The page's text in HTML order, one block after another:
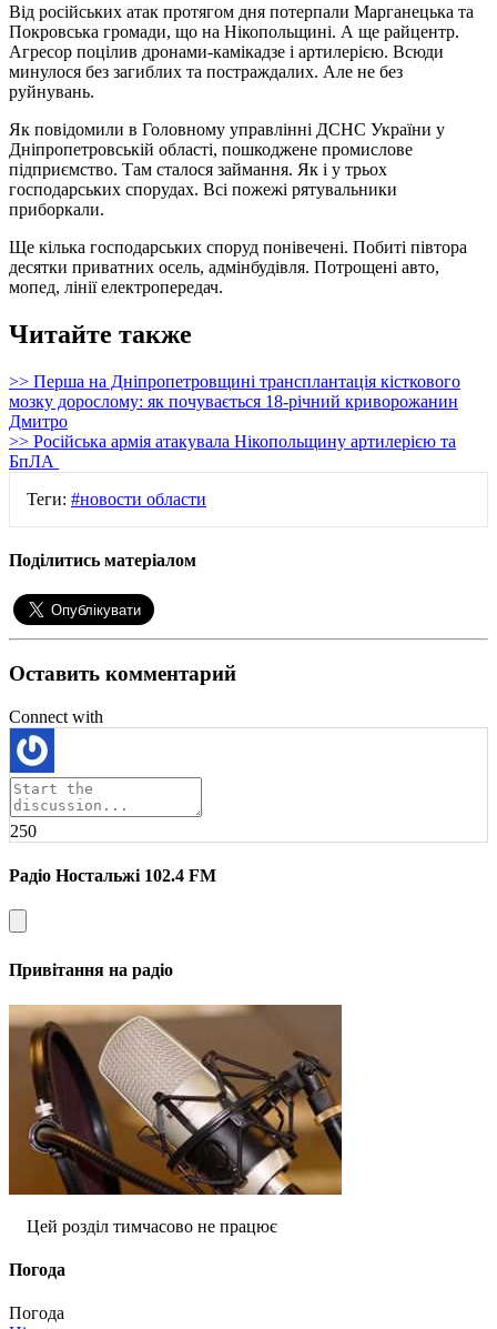
Від російських атак протягом дня потерпали Марганецька та
Покровська громади, що на Нікопольщині. А ще райцентр.
Агресор поцілив дронами-камікадзе і артилерією. Всюди
минулося без загиблих та постраждалих. Але не без
руйнувань.
Як повідомили в Головному управлінні ДСНС України у
Дніпропетровській області, пошкоджене промислове
підприємство. Там сталося займання. Як і у трьох
господарських спорудах. Всі пожежі рятувальники
приборкали.
Ще кілька господарських споруд понівечені. Побиті півтора
десятки приватних осель, адмінбудівля. Потрощені авто,
мопед, лінії електропередач.
Читайте также
>> Перша на Дніпропетровщині трансплантація кісткового
мозку дорослому: як почувається 18-річний криворожанин
Дмитро
>> Російська армія атакувала Нікопольщину артилерією та
БпЛА
Теги: #новости области
Поділитись матеріалом
Оставить комментарий
Connect with
250
Радіо Ностальжі 102.4 FM
Привітання на радіо
Цей розділ тимчасово не працює
Погода
Погода